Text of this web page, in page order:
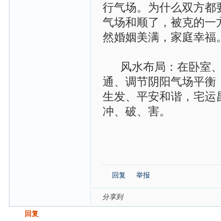
行气场。为什么双方都
气场和顺了，被克的一
然婚姻美满，家庭幸福
风水布局：在卧室、
通、调节阴阳气场平衡
生发、平安和谐，宅运
冲、破、害。
回复 举报
分享到
回复